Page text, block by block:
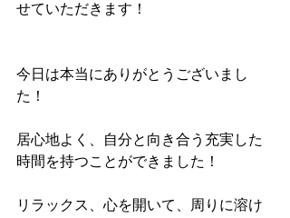
せていただきます！
今日は本当にありがとうございまし
た！
居心地よく、自分と向き合う充実した
時間を持つことができました！
リラックス、心を開いて、周りに溶け